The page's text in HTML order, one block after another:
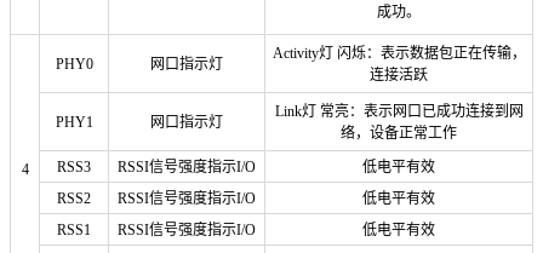
成功。
4
PHY0 网口指示灯
Activity灯 闪烁：表示数据包正在传输，
连接活跃
PHY1 网口指示灯
Link灯 常亮：表示网口已成功连接到网
络，设备正常工作
RSS3
RSSI信号强度指示I/O
低电平有效
RSS2
RSSI信号强度指示I/O
低电平有效
RSS1
RSSI信号强度指示I/O 低电平有效